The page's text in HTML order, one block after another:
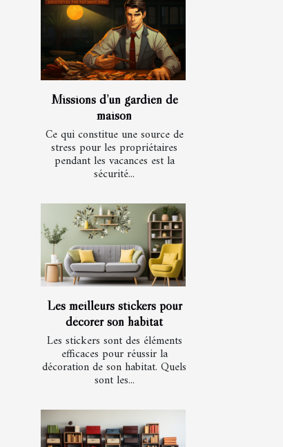
Missions d’un gardien de
maison
Ce qui constitue une source de
stress pour les propriétaires
pendant les vacances est la
sécurité...
Les meilleurs stickers pour
décorer son habitat
Les stickers sont des éléments
efficaces pour réussir la
décoration de son habitat. Quels
sont les...